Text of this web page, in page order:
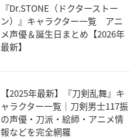
『Dr.STONE（ドクターストー
ン）』キャラクター一覧 アニ
メ声優＆誕生日まとめ【2026年
最新】
【2025年最新】『刀剣乱舞』キ
ャラクター一覧｜刀剣男士117振
の声優・刀派・絵師・アニメ情
報などを完全網羅